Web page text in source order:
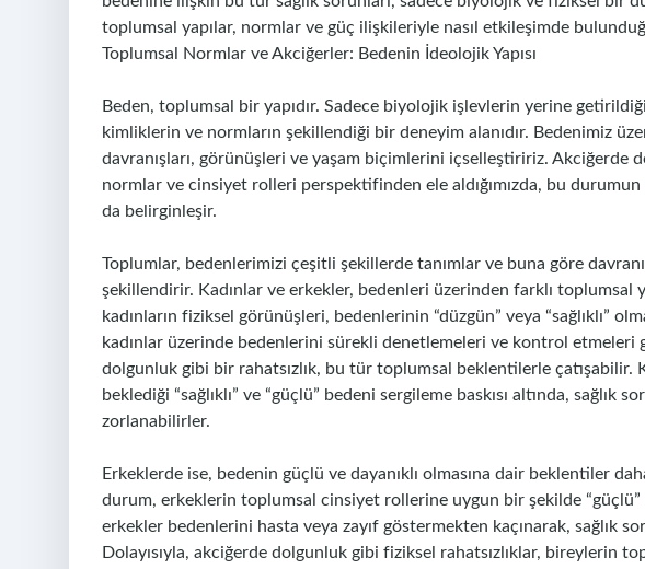
toplumsal yapılar, normlar ve güç ilişkileriyle nasıl etkileşimde
Toplumsal Normlar ve Akciğerler: Bedenin İdeolojik Yapısı
Beden, toplumsal bir yapıdır. Sadece biyolojik işlevlerin yerine
kimliklerin ve normların şekillendiği bir deneyim alanıdır. Bedenimiz
davranışları, görünüşleri ve yaşam biçimlerini içselleştiririz. Akciğerde
normlar ve cinsiyet rolleri perspektifinden ele aldığımızda, bu
da belirginleşir.
Toplumlar, bedenlerimizi çeşitli şekillerde tanımlar ve buna göre
şekillendirir. Kadınlar ve erkekler, bedenleri üzerinden farklı toplumsal
kadınların fiziksel görünüşleri, bedenlerinin “düzgün” veya “sağlıklı”
kadınlar üzerinde bedenlerini sürekli denetlemeleri ve kontrol etmeleri
dolgunluk gibi bir rahatsızlık, bu tür toplumsal beklentilerle çatışabilir.
beklediği “sağlıklı” ve “güçlü” bedeni sergileme baskısı altında, sağlık
zorlanabilirler.
Erkeklerde ise, bedenin güçlü ve dayanıklı olmasına dair beklentiler
durum, erkeklerin toplumsal cinsiyet rollerine uygun bir şekilde “güçlü”
erkekler bedenlerini hasta veya zayıf göstermekten kaçınarak, sağlık
Dolayısıyla, akciğerde dolgunluk gibi fiziksel rahatsızlıklar, bireylerin